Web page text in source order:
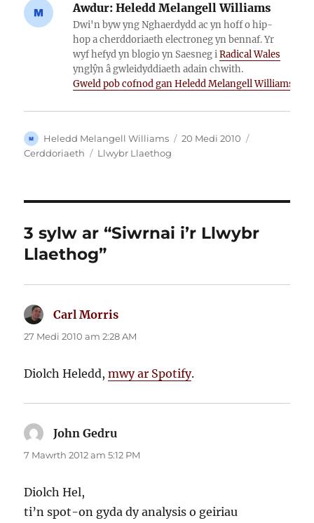
Awdur: Heledd Melangell Williams
Dwi'n byw yng Nghaerdydd ac yn hoff o hip-
hop a cherddoriaeth electroneg yn bennaf. Yr
wyf hefyd yn blogio yn Saesneg iRadical Wales
ynglŷn â gwleidyddiaeth adain chwith.
Gweld pob cofnod gan Heledd Melangell Williams
Awdur
Heledd Melangell Williams
Cofnodwyd
20 Medi 2010
Cerddoriaeth
Tagiau
Llwybr Llaethog
3 sylw ar “Siwrnai i’r Llwybr
Llaethog”
Carl Morris
dweud:
27 Medi 2010 am 2:28 AM
Diolch Heledd,mwy ar Spotify.
John Gedru
dweud:
7 Mawrth 2012 am 5:12 PM
Diolch Hel,
ti’n spot-on gyda dy analysis o geiriau